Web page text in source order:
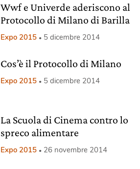
Wwf e Univerde aderiscono al
Protocollo di Milano di Barilla
Expo 2015 5 dicembre 2014
Cos’è il Protocollo di Milano
Expo 2015 5 dicembre 2014
La Scuola di Cinema contro lo
spreco alimentare
Expo 2015 26 novembre 2014